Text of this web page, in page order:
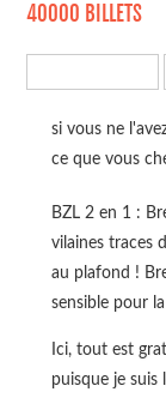
40000 BILLETS
si vous ne
ce que vous
BZL 2 en 1 :
vilaines traces
au plafond !
sensible pour
Ici, tout est
puisque je suis